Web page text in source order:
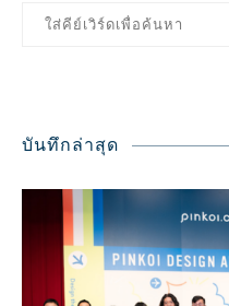
บันทึกล่าสุด